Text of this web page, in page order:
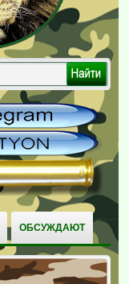
ОБСУЖДАЮТ